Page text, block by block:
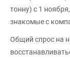
тонну) с 1
знакомые с
Общий спрос на